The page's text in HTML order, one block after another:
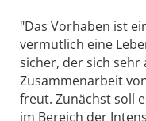
"Das Vorhaben ist
vermutlich eine
sicher, der sich sehr
Zusammenarbeit
freut. Zunächst soll
im Bereich der